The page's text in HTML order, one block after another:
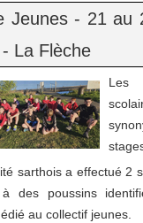
Jeunes - 21 au
La Flèche
Les
sarthois a effectué 2
des poussins
au collectif jeunes.